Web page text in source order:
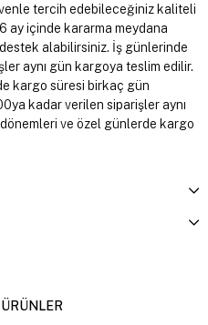
tercih edebileceğiniz kaliteli
ay içinde kararma meydana
alabilirsiniz. İş günlerinde
aynı gün kargoya teslim edilir.
kargo süresi birkaç gün
kadar verilen siparişler aynı
ve özel günlerde kargo